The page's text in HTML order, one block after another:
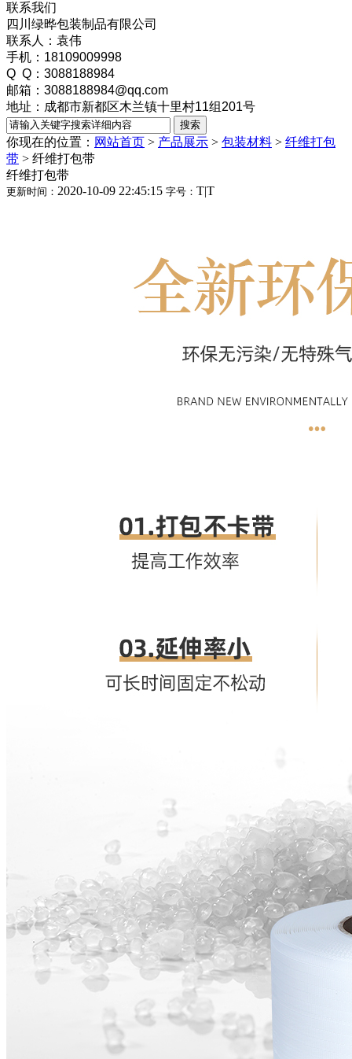
联系我们
四川绿晔包装制品有限公司
联系人：袁伟
手机：18109009998
Q Q：3088188984
邮箱：3088188984@qq.com
地址：成都市新都区木兰镇十里村11组201号
你现在的位置： 网站首页 > 产品展示 > 包装材料 > 纤维打包
带 > 纤维打包带
纤维打包带
更新时间： 2020-10-09 22:45:15 字号： T|T